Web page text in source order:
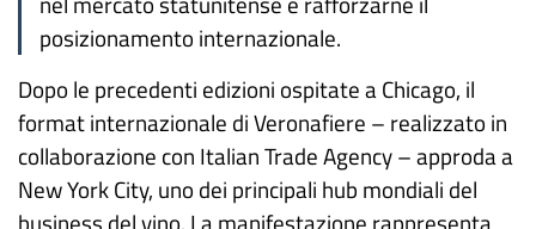
posizionamento internazionale.
Dopo le precedenti edizioni ospitate a Chicago, il
format internazionale di Veronafiere – realizzato in
collaborazione con Italian Trade Agency – approda a
New York City, uno dei principali hub mondiali del